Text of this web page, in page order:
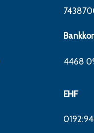
4468 09
EHF